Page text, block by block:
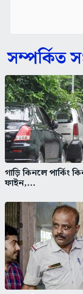
সম্পর্কিত
গাড়ি কিনলে পার্কিং
ফাইন,...